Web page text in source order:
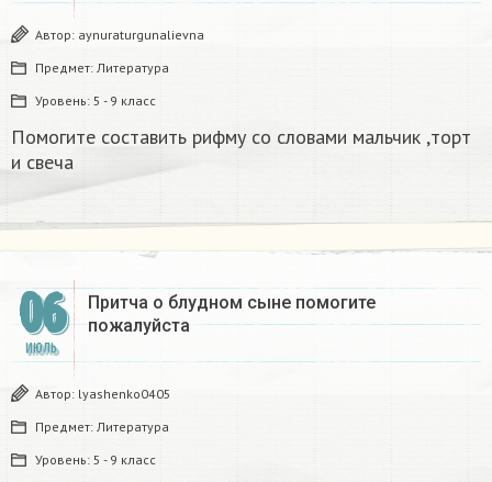
Автор: aynuraturgunalievna
Предмет: Литература
Уровень: 5 - 9 класс
Помогите составить рифму со словами мальчик ,торт
и свеча
06
ИЮЛЬ
Притча о блудном сыне помогите
пожалуйста​
Автор: lyashenko0405
Предмет: Литература
Уровень: 5 - 9 класс